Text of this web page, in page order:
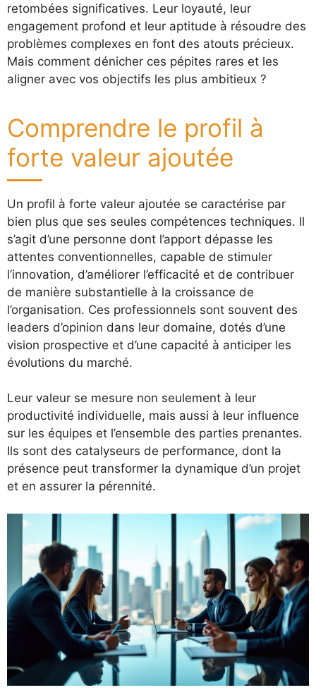
retombées significatives. Leur loyauté, leur
engagement profond et leur aptitude à résoudre des
problèmes complexes en font des atouts précieux.
Mais comment dénicher ces pépites rares et les
aligner avec vos objectifs les plus ambitieux ?
Comprendre le profil à
forte valeur ajoutée
Un profil à forte valeur ajoutée se caractérise par
bien plus que ses seules compétences techniques. Il
s’agit d’une personne dont l’apport dépasse les
attentes conventionnelles, capable de stimuler
l’innovation, d’améliorer l’efficacité et de contribuer
de manière substantielle à la croissance de
l’organisation. Ces professionnels sont souvent des
leaders d’opinion dans leur domaine, dotés d’une
vision prospective et d’une capacité à anticiper les
évolutions du marché.
Leur valeur se mesure non seulement à leur
productivité individuelle, mais aussi à leur influence
sur les équipes et l’ensemble des parties prenantes.
Ils sont des catalyseurs de performance, dont la
présence peut transformer la dynamique d’un projet
et en assurer la pérennité.